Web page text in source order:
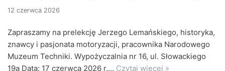
12 czerwca 2026
Zapraszamy na prelekcję Jerzego Lemańskiego, historyka,
znawcy i pasjonata motoryzacji, pracownika Narodowego
Muzeum Techniki. Wypożyczalnia nr 16, ul. Słowackiego
19a Data: 17 czerwca 2026 r.… Czytaj więcej »